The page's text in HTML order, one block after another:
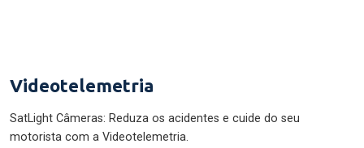
Videotelemetria
SatLight Câmeras: Reduza os acidentes e cuide do seu
motorista com a Videotelemetria.